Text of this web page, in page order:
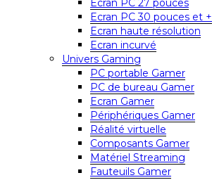
Ecran PC 27 pouces
Ecran PC 30 pouces et +
Ecran haute résolution
Ecran incurvé
Univers Gaming
PC portable Gamer
PC de bureau Gamer
Ecran Gamer
Périphériques Gamer
Réalité virtuelle
Composants Gamer
Matériel Streaming
Fauteuils Gamer